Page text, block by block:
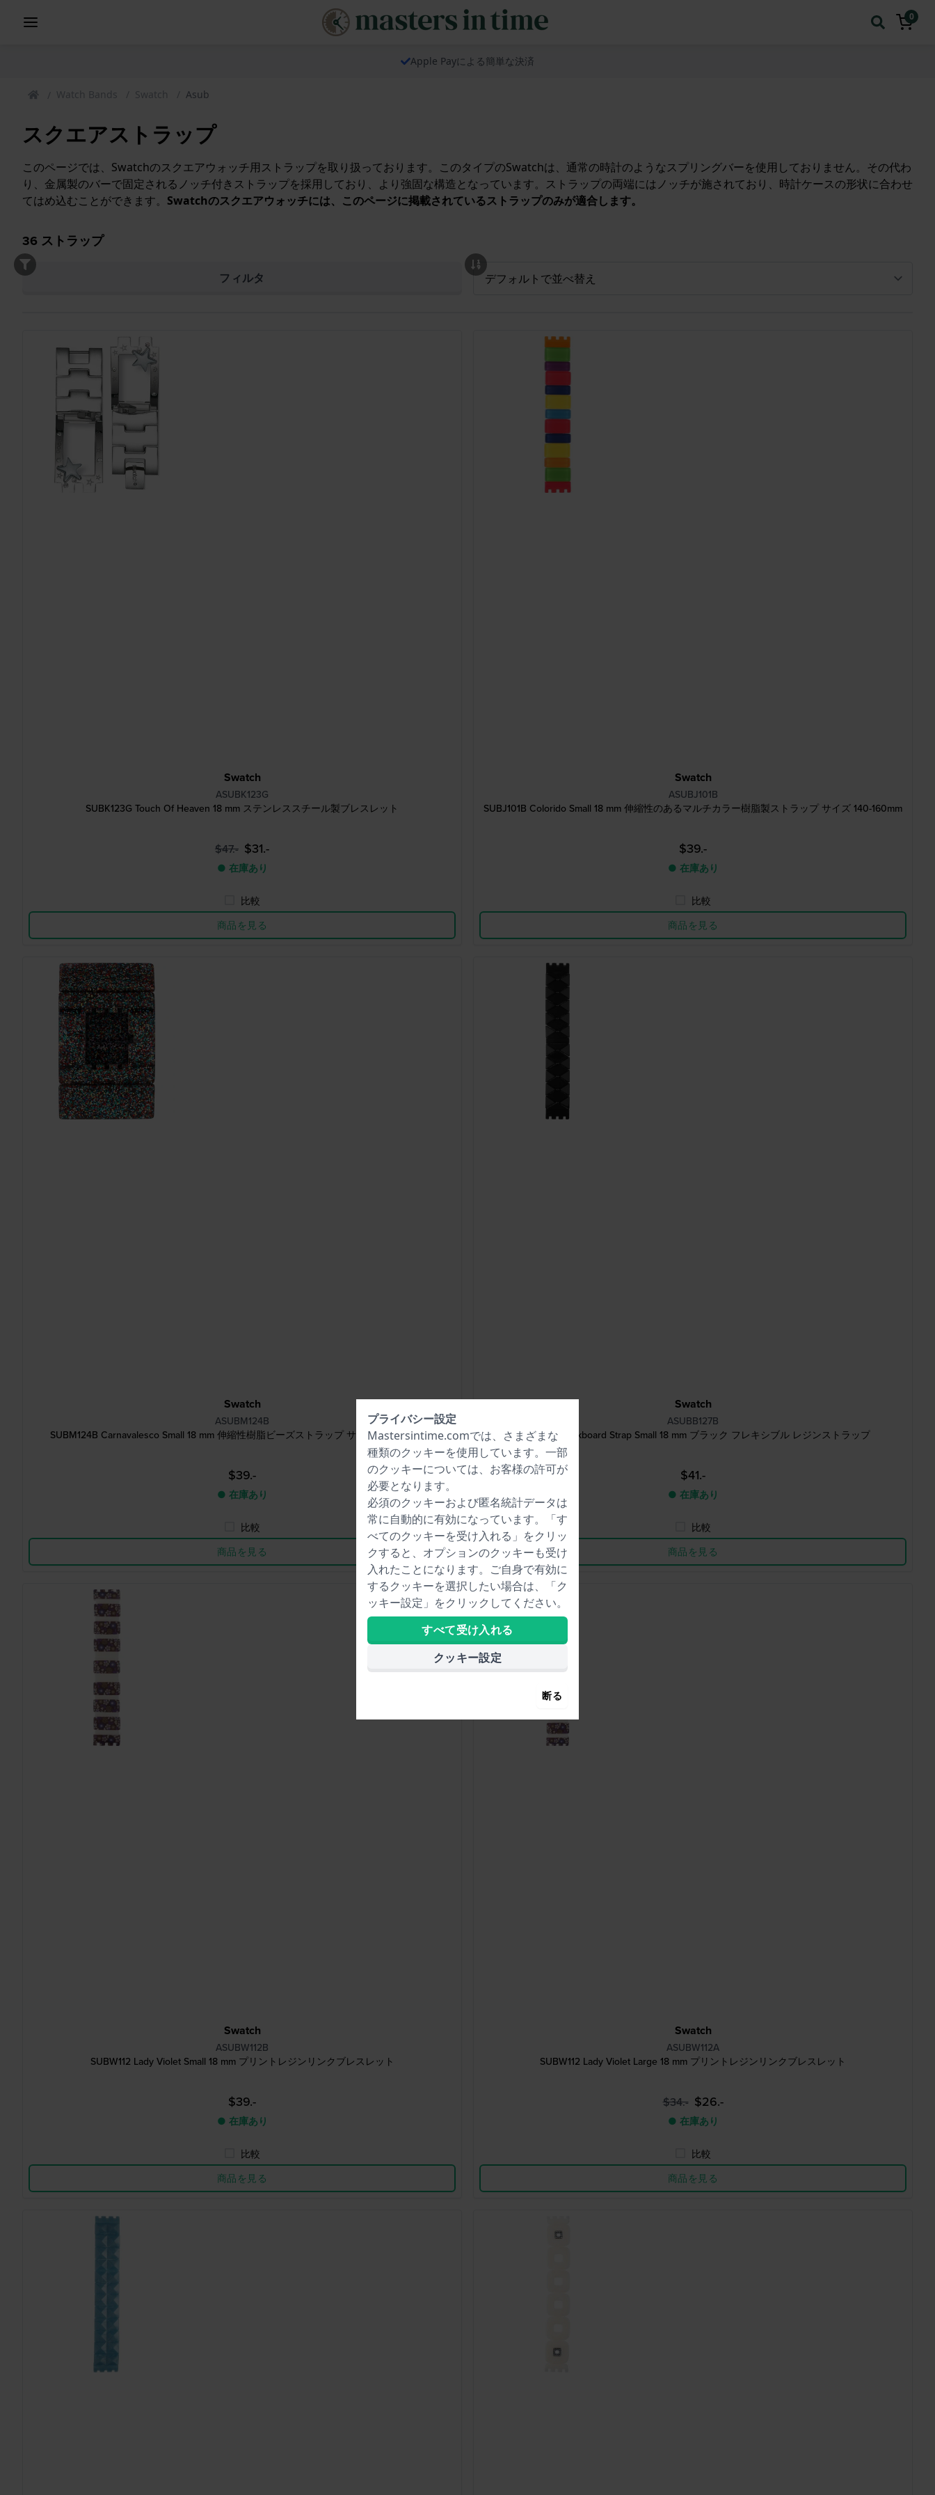
0
Apple Payによる簡単な決済
Watch Bands Swatch Asub
スクエアストラップ
このページでは、Swatchのスクエアウォッチ用ストラップを取り扱っております。このタイプのSwatchは、通常の時計のようなスプリングバーを使用しておりません。その代わ
り、金属製のバーで固定されるノッチ付きストラップを採用しており、より強固な構造となっています。ストラップの両端にはノッチが施されており、時計ケースの形状に合わせ
てはめ込むことができます。 Swatchのスクエアウォッチには、このページに掲載されているストラップのみが適合します。
36 ストラップ
フィルタ
Swatch
ASUBK123G
SUBK123G Touch Of Heaven 18 mm ステンレススチール製ブレスレット
$47.- $31.-
● 在庫あり
比較
商品を見る
Swatch
ASUBJ101B
SUBJ101B Colorido Small 18 mm 伸縮性のあるマルチカラー樹脂製ストラップ サイズ 140-160mm
$39.-
● 在庫あり
比較
商品を見る
Swatch
ASUBM124B
SUBM124B Carnavalesco Small 18 mm 伸縮性樹脂ビーズストラップ サイズ 150～180mm
$39.-
● 在庫あり
比較
商品を見る
Swatch
ASUBB127B
SUBB127 Chalkboard Strap Small 18 mm ブラック フレキシブル レジンストラップ
$41.-
● 在庫あり
比較
商品を見る
Swatch
ASUBW112B
SUBW112 Lady Violet Small 18 mm プリントレジンリンクブレスレット
$39.-
● 在庫あり
比較
商品を見る
Swatch
ASUBW112A
SUBW112 Lady Violet Large 18 mm プリントレジンリンクブレスレット
$34.- $26.-
● 在庫あり
比較
商品を見る
プライバシー設定
Mastersintime.comでは、さまざまな
種類のクッキーを使用しています。一部
のクッキーについては、お客様の許可が
必要となります。
必須のクッキーおよび匿名統計データは
常に自動的に有効になっています。「す
べてのクッキーを受け入れる」をクリッ
クすると、オプションのクッキーも受け
入れたことになります。ご自身で有効に
するクッキーを選択したい場合は、「ク
ッキー設定」をクリックしてください。
すべて受け入れる
クッキー設定
断る